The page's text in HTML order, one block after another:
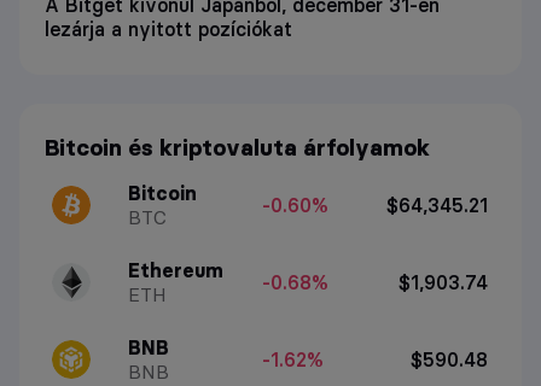
lezárja a nyitott pozíciókat
Bitcoin és kriptovaluta árfolyamok
Bitcoin
BTC
-0.60% $64,345.21
Ethereum
ETH
-0.68% $1,903.74
BNB
BNB
-1.62% $590.48